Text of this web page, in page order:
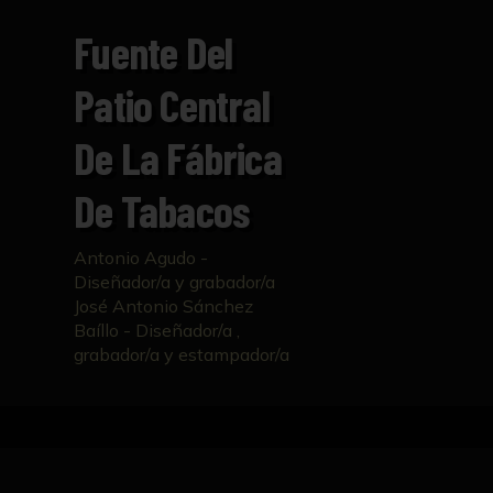
Fuente Del
Patio Central
De La Fábrica
De Tabacos
Antonio Agudo -
Diseñador/a y grabador/a
José Antonio Sánchez
Baíllo - Diseñador/a ,
grabador/a y estampador/a